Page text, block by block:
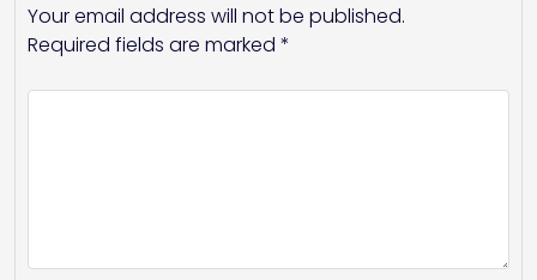
Your email address will not be published.
Required fields are marked *